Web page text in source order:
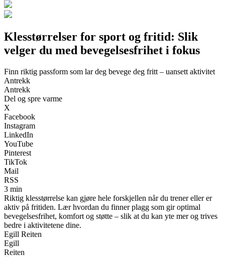
Klesstørrelser for sport og fritid: Slik
velger du med bevegelsesfrihet i fokus
Finn riktig passform som lar deg bevege deg fritt – uansett aktivitet
Antrekk
Antrekk
Del og spre varme
X
Facebook
Instagram
LinkedIn
YouTube
Pinterest
TikTok
Mail
RSS
3 min
Riktig klesstørrelse kan gjøre hele forskjellen når du trener eller er
aktiv på fritiden. Lær hvordan du finner plagg som gir optimal
bevegelsesfrihet, komfort og støtte – slik at du kan yte mer og trives
bedre i aktivitetene dine.
Egill Reiten
Egill
Reiten